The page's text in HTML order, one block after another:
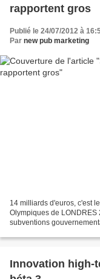
rapportent gros
Publié le 24/07/2012 à
Par new pub marketing
14 milliards d'euros, c'est
Olympiques de
subventions
Innovation high-